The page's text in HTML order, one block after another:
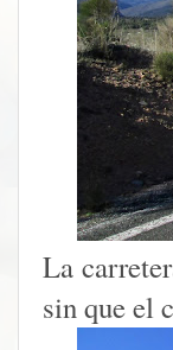
La
sin que el